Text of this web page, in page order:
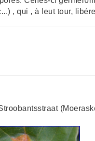
, qui , à leut tour,